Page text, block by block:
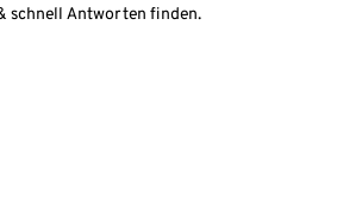
schnell Antworten finden.